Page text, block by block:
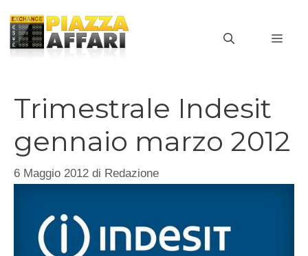
contenuto
Trimestrale Indesit
gennaio marzo 2012
6 Maggio 2012 di Redazione